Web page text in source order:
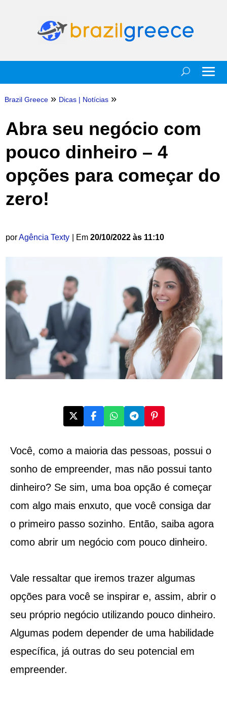
Brazil Greece » Dicas| Notícias »
Abra seu negócio com
pouco dinheiro – 4
opções para começar do
zero!
porAgência Texty | Em 20/10/2022 às 11:10
Você, como a maioria das pessoas, possui o
sonho de empreender, mas não possui tanto
dinheiro? Se sim, uma boa opção é começar
com algo mais enxuto, que você consiga dar
o primeiro passo sozinho. Então, saiba agora
como abrir um negócio com pouco dinheiro.
Vale ressaltar que iremos trazer algumas
opções para você se inspirar e, assim, abrir o
seu próprio negócio utilizando pouco dinheiro.
Algumas podem depender de uma habilidade
específica, já outras do seu potencial em
empreender.